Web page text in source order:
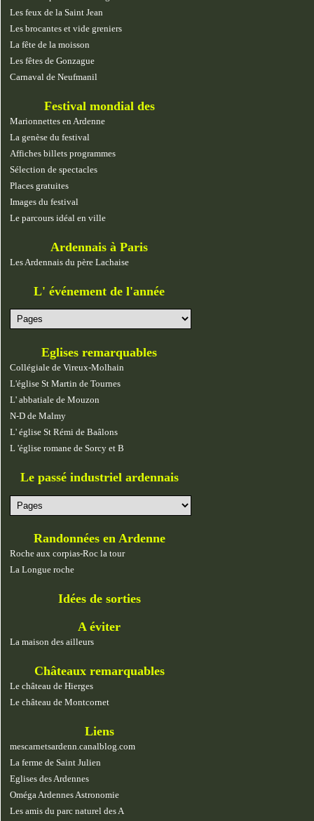
Les feux de la Saint Jean
Les brocantes et vide greniers
La fête de la moisson
Les fêtes de Gonzague
Carnaval de Neufmanil
Festival mondial des
marionnettes
Marionnettes en Ardenne
La genèse du festival
Affiches billets programmes
Sélection de spectacles
Places gratuites
Images du festival
Le parcours idéal en ville
Ardennais à Paris
Les Ardennais du père Lachaise
L' événement de l'année
Eglises remarquables
Collégiale de Vireux-Molhain
L'église St Martin de Tournes
L' abbatiale de Mouzon
N-D de Malmy
L' église St Rémi de Baâlons
L 'église romane de Sorcy et B
Le passé industriel ardennais
Randonnées en Ardenne
Roche aux corpias-Roc la tour
La Longue roche
Idées de sorties
A éviter
La maison des ailleurs
Châteaux remarquables
Le château de Hierges
Le château de Montcornet
Liens
mescarnetsardenn.canalblog.com
La ferme de Saint Julien
Eglises des Ardennes
Oméga Ardennes Astronomie
Les amis du parc naturel des A